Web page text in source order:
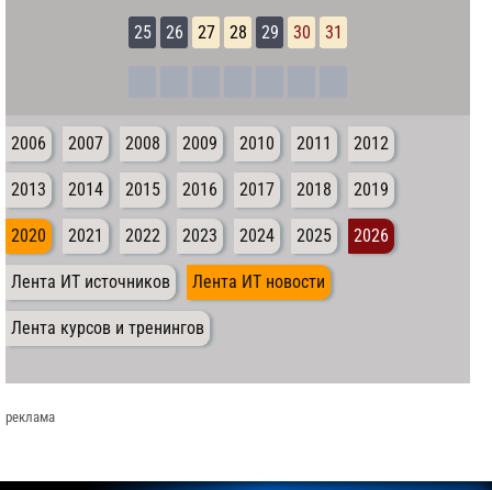
25 26 27 28 29 30 31
2006 2007 2008 2009 2010 2011 2012
2013 2014 2015 2016 2017 2018 2019
2020 2021 2022 2023 2024 2025 2026
Лента ИТ источников Лента ИТ новости
Лента курсов и тренингов
реклама